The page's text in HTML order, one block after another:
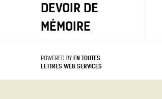
DEVOIR DE
MÉMOIRE
POWERED BY EN TOUTES
LETTRES WEB SERVICES